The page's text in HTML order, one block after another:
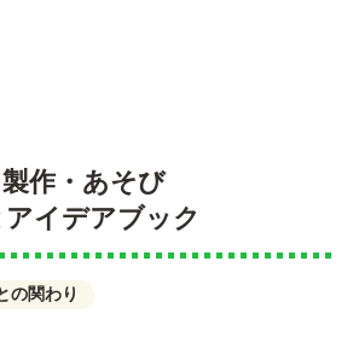
作・あそび
イデアブック
の関わり